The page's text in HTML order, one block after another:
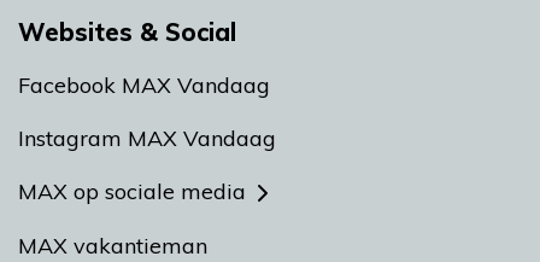
Websites & Social
Facebook MAX Vandaag
Instagram MAX Vandaag
MAX op sociale media
MAX vakantieman